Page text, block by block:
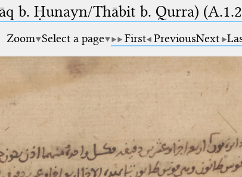
b. Ḥunayn/Thābit b. Qurra)
Zoom Select a page First PreviousNext